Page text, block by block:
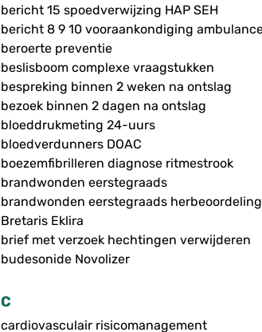
bericht 15 spoedverwijzing HAP SEH
bericht 8 9 10 vooraankondiging
beroerte preventie
beslisboom complexe vraagstukken
bespreking binnen 2 weken na ontslag
bezoek binnen 2 dagen na ontslag
bloeddrukmeting 24-uurs
bloedverdunners DOAC
boezemfibrilleren diagnose ritmestrook
brandwonden eerstegraads
brandwonden eerstegraads
Bretaris Eklira
brief met verzoek hechtingen verwijderen
budesonide Novolizer
C
cardiovasculair risicomanagement